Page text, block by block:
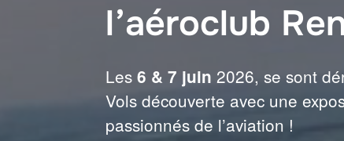
l’aéroclub
Les6 & 7 juin 2026, se sont
Vols découverte avec une
passionnés de l’aviation !